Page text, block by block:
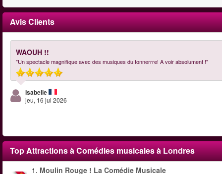
Avis Clients
WAOUH !!
"Un spectacle magnifique avec des musiques du tonnerrre! A voir absolument !"
Isabelle
jeu, 16 jul 2026
Top Attractions à Comédies musicales à Londres
1. Moulin Rouge ! La Comédie Musicale